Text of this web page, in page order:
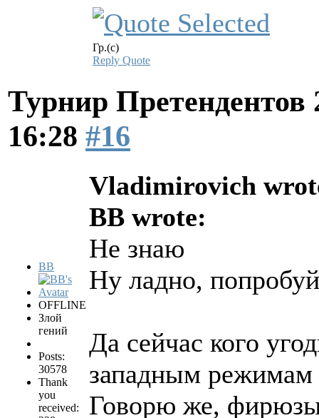
Гр.(с)
Reply Quote
Турнир Претендентов
16:28 #16
BB
OFFLINE
Злой
гений
Posts:
30578
Thank
you
received:
Vladimirovich
BB wrote:
Не знаю
Ну ладно,
Да сейчас кого
западным режимам
Говорю же,